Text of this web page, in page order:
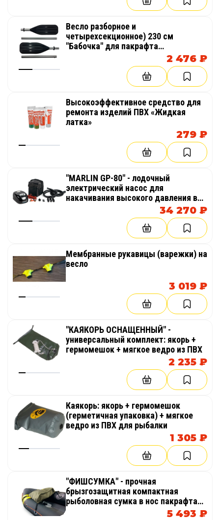
Весло разборное и
четырехсекционное) 230 см
"Бабочка" для пакрафта
(компактный каяк, лодка) или2 476 ₽
Высокоэффективное средство для
ремонта изделий ПВХ «Жидкая
латка»
279 ₽
"MARLIN GP-80" - лодочный
электрический насос для
накачивания высокого давления в
надувных изделиях AirDeck
(воздушная палуба)
34 270 ₽
Мембранные рукавицы (варежки) на
весло
3 019 ₽
"КАЯКОРЬ ОСНАЩЕННЫЙ" -
универсальный комплект: якорь +
гермомешок + мягкое ведро из ПВХ
2 235 ₽
Каякорь: якорь + гермомешок
(герметичная упаковка) + мягкое
ведро из ПВХ для рыбалки
1 305 ₽
"ФИШСУМКА" - прочная
брызгозащитная компактная
рыболовная сумка в нос пакрафта
(компактный каяк, лодка), байдарки
5 493 ₽